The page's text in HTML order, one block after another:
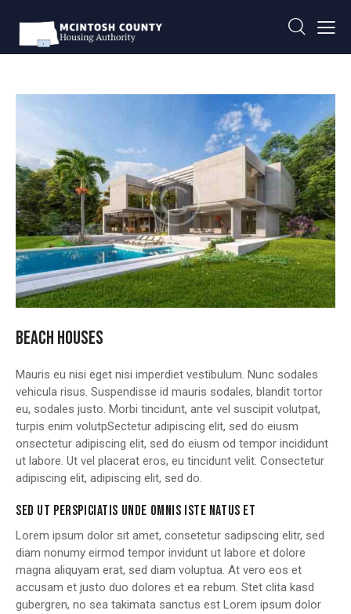
BEACH HOUSES
Mauris eu nisi eget nisi imperdiet vestibulum. Nunc sodales
vehicula risus. Suspendisse id mauris sodales, blandit tortor
eu, sodales justo. Morbi tincidunt, ante vel suscipit volutpat,
turpis enim volutpSectetur adipiscing elit, sed do eiusm
onsectetur adipiscing elit, sed do eiusm od tempor incididunt
ut labore. Ut vel placerat eros, eu tincidunt velit. Consectetur
adipiscing elit, adipiscing elit, sed do.
SED UT PERSPICIATIS UNDE OMNIS ISTE NATUS ET
Lorem ipsum dolor sit amet, consetetur sadipscing elitr, sed
diam nonumy eirmod tempor invidunt ut labore et dolore
magna aliquyam erat, sed diam voluptua. At vero eos et
accusam et justo duo dolores et ea rebum. Stet clita kasd
gubergren, no sea takimata sanctus est Lorem ipsum dolor